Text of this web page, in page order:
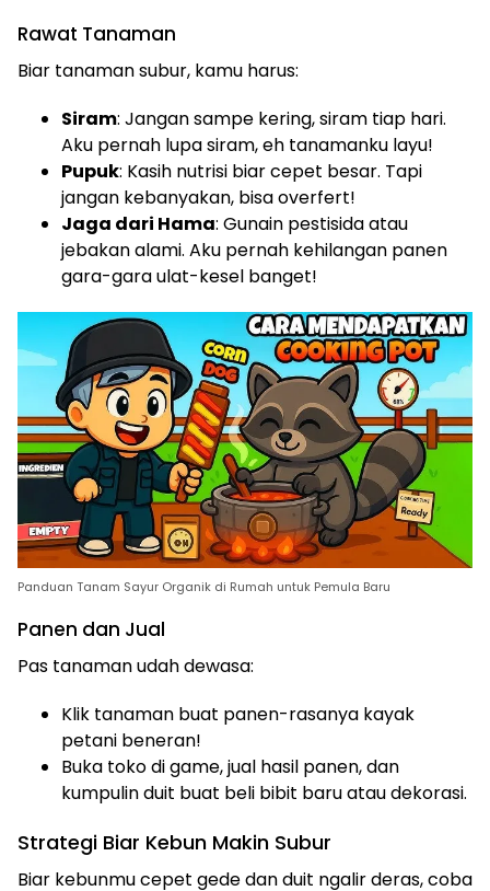
Rawat Tanaman
Biar tanaman subur, kamu harus:
Siram: Jangan sampe kering, siram tiap hari.
Aku pernah lupa siram, eh tanamanku layu!
Pupuk: Kasih nutrisi biar cepet besar. Tapi
jangan kebanyakan, bisa overfert!
Jaga dari Hama: Gunain pestisida atau
jebakan alami. Aku pernah kehilangan panen
gara-gara ulat-kesel banget!
Panduan Tanam Sayur Organik di Rumah untuk Pemula Baru
Panen dan Jual
Pas tanaman udah dewasa:
Klik tanaman buat panen-rasanya kayak
petani beneran!
Buka toko di game, jual hasil panen, dan
kumpulin duit buat beli bibit baru atau dekorasi.
Strategi Biar Kebun Makin Subur
Biar kebunmu cepet gede dan duit ngalir deras, coba